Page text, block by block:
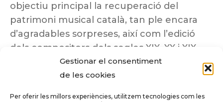
Gestionar el consentiment
de les cookies
Per oferir les millors experiències, utilitzem tecnologies com les
objectiu principal la recuperació del
patrimoni musical català, tan ple encara
d’agradables sorpreses, així com l’edició
dels compositors dels segles XIX, XX i XIX
insuficientment coneguts.